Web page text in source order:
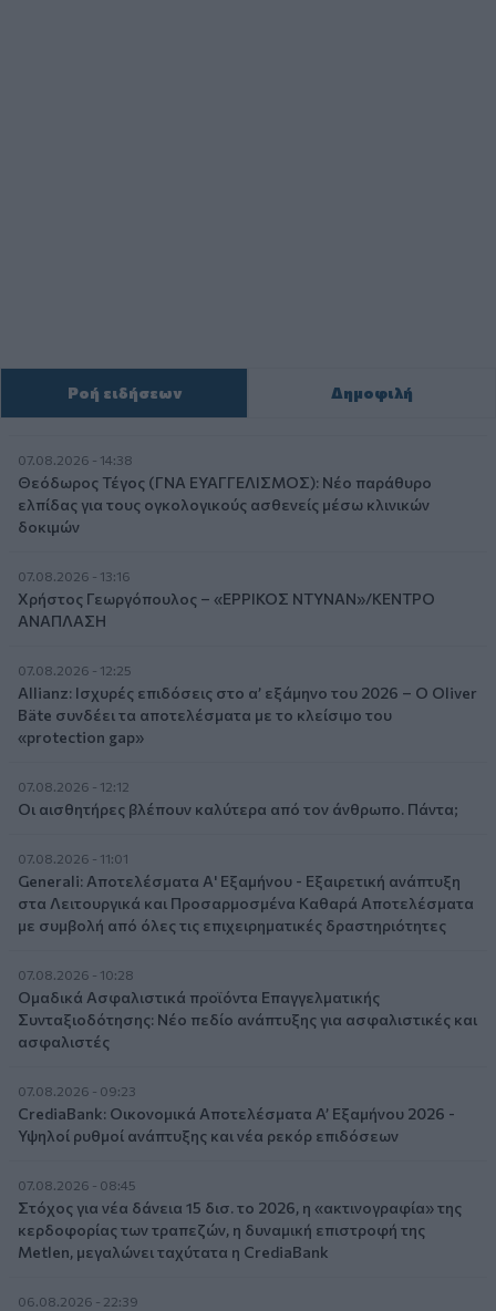
Ροή ειδήσεων Δημοφιλή
07.08.2026 - 14:38
Θεόδωρος Τέγος (ΓΝΑ ΕΥΑΓΓΕΛΙΣΜΟΣ): Νέο παράθυρο
ελπίδας για τους ογκολογικούς ασθενείς μέσω κλινικών
δοκιμών
07.08.2026 - 13:16
Χρήστος Γεωργόπουλος – «ΕΡΡΙΚΟΣ ΝΤΥΝΑΝ»/ΚΕΝΤΡΟ
ΑΝΑΠΛΑΣΗ
07.08.2026 - 12:25
Allianz: Ισχυρές επιδόσεις στο α’ εξάμηνο του 2026 – Ο Oliver
Bäte συνδέει τα αποτελέσματα με το κλείσιμο του
«protection gap»
07.08.2026 - 12:12
Οι αισθητήρες βλέπουν καλύτερα από τον άνθρωπο. Πάντα;
07.08.2026 - 11:01
Generali: Αποτελέσματα Α' Εξαμήνου - Εξαιρετική ανάπτυξη
στα Λειτουργικά και Προσαρμοσμένα Καθαρά Αποτελέσματα
με συμβολή από όλες τις επιχειρηματικές δραστηριότητες
07.08.2026 - 10:28
Ομαδικά Ασφαλιστικά προϊόντα Επαγγελματικής
Συνταξιοδότησης: Νέο πεδίο ανάπτυξης για ασφαλιστικές και
ασφαλιστές
07.08.2026 - 09:23
CrediaBank: Οικονομικά Αποτελέσματα A’ Εξαμήνου 2026 -
Υψηλοί ρυθμοί ανάπτυξης και νέα ρεκόρ επιδόσεων
07.08.2026 - 08:45
Στόχος για νέα δάνεια 15 δισ. το 2026, η «ακτινογραφία» της
κερδοφορίας των τραπεζών, η δυναμική επιστροφή της
Metlen, μεγαλώνει ταχύτατα η CrediaBank
06.08.2026 - 22:39